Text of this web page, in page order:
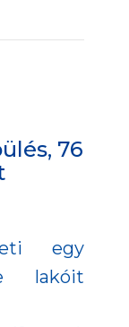
76
egy
lakóit